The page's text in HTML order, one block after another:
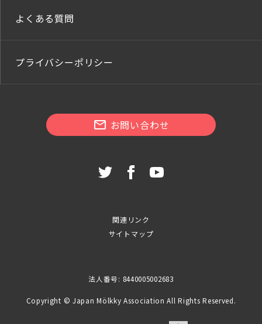
よくある質問
プライバシーポリシー
お問い合わせ
関連リンク
サイトマップ
法人番号: 8440005002683
Copyright © Japan Mölkky Association All Rights Reserved.